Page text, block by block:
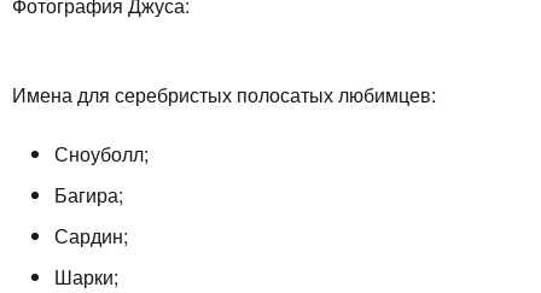
Имена для серебристых полосатых любимцев:
Сноуболл;
Багира;
Сардин;
Шарки;